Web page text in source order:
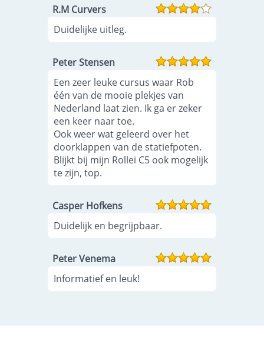
R.M Curvers
Duidelijke uitleg.
Peter Stensen
Een zeer leuke cursus waar Rob
één van de mooie plekjes van
Nederland laat zien. Ik ga er zeker
een keer naar toe.
Ook weer wat geleerd over het
doorklappen van de statiefpoten.
Blijkt bij mijn Rollei C5 ook mogelijk
te zijn, top.
Casper Hofkens
Duidelijk en begrijpbaar.
Peter Venema
Informatief en leuk!